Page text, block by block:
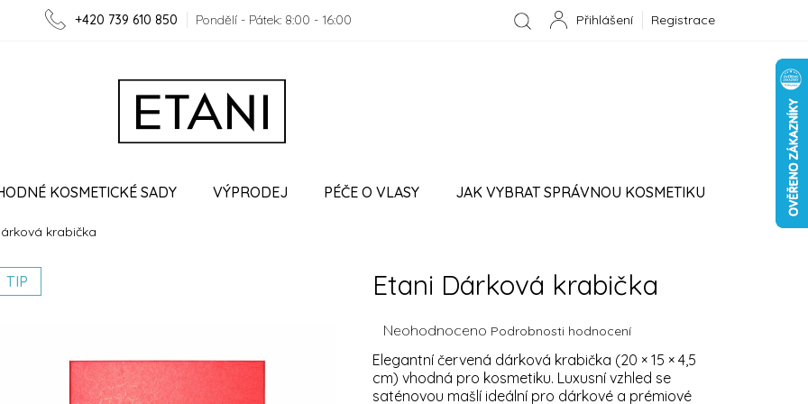
+420 739 610 850 Pondělí - Pátek: 8:00 - 16:00 Registrace
KOSMETICKÉ SADY VÝPRODEJ PÉČE O VLASY JAK VYBRAT SPRÁVNOU KOSMETIKU
O ETANI
krabička
TIP
Průměrné
produktu
je
0,0
Neohodnoceno Podrobnosti hodnocení
Etani Dárková krabička
Elegantní červená dárková krabička (20 × 15 × 4,5
cm) vhodná pro kosmetiku. Luxusní vzhled se
saténovou mašlí ideální pro dárkové a prémiové